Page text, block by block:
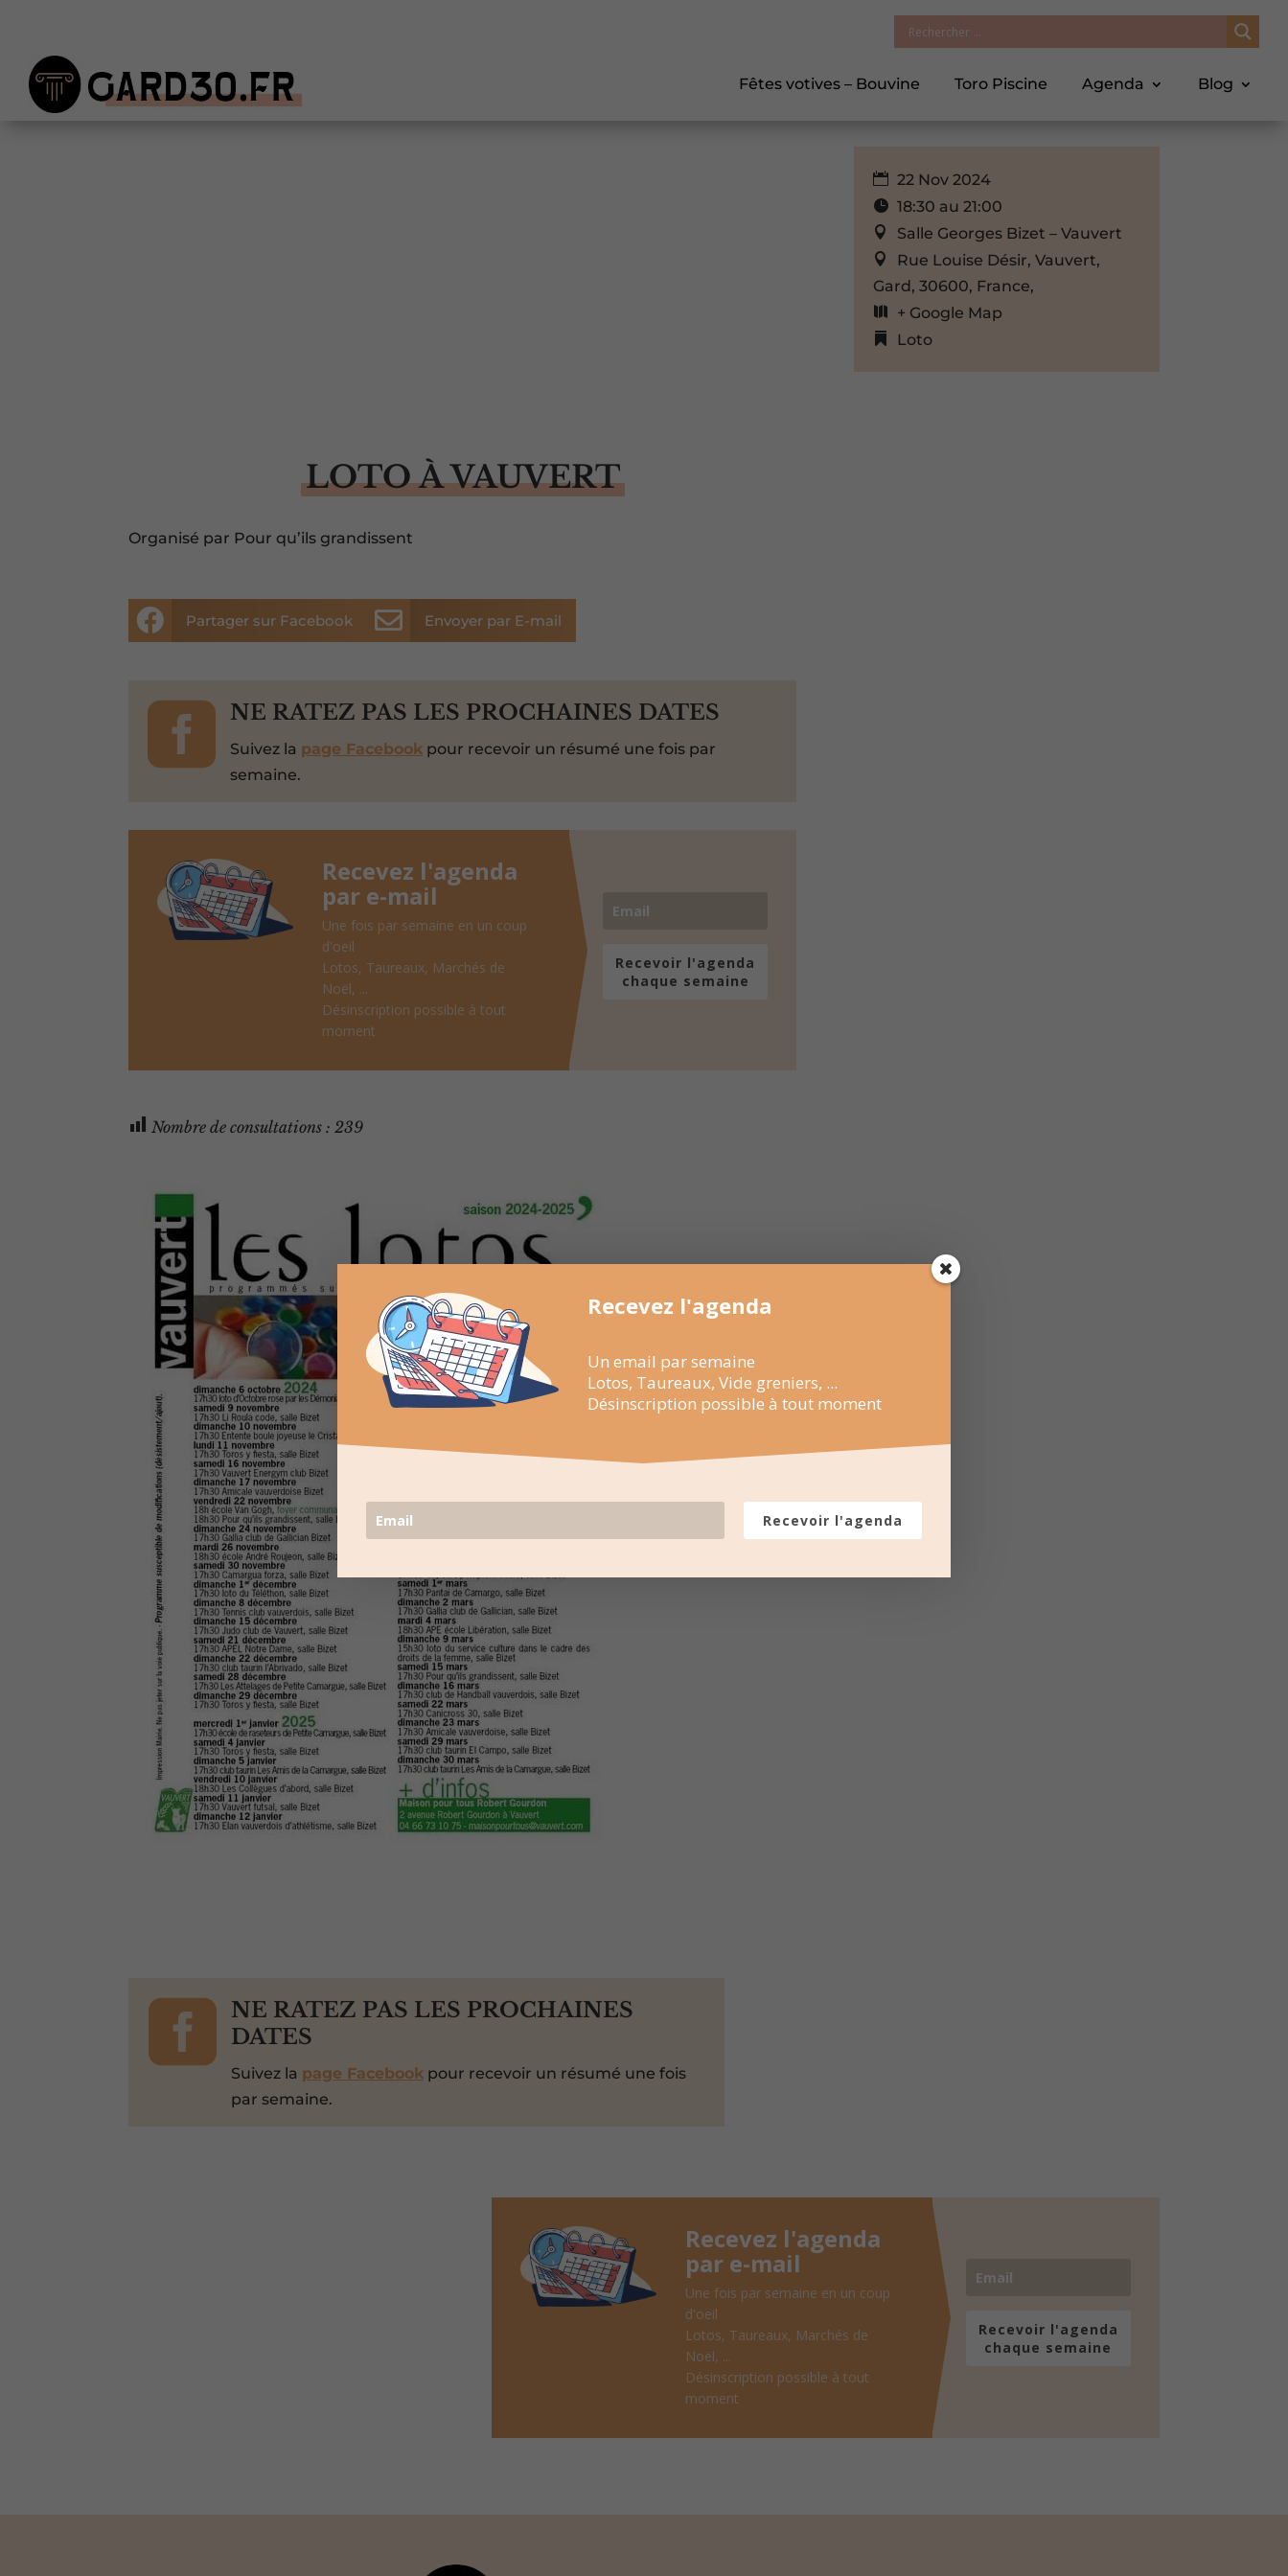
Fêtes votives – Bouvine Toro Piscine Agenda Blog
LOTO À VAUVERT
Organisé par Pour qu’ils grandissent
 Partager sur Facebook  Envoyer par E-mail
 NE RATEZ PAS LES PROCHAINES DATES
Suivez la page Facebook pour recevoir un résumé une fois par
semaine.
Recevez l'agenda
par e-mail
Une fois par semaine en un coup
d'oeil
Lotos, Taureaux, Marchés de
Noël, ...
Désinscription possible à tout
moment
Recevoir l'agenda
chaque semaine
Nombre de consultations : 239
22 Nov 2024
18:30 au 21:00
Salle Georges Bizet – Vauvert
Rue Louise Désir, Vauvert,
Gard, 30600, France,
+ Google Map
Loto

NE RATEZ PAS LES PROCHAINES
DATES
Suivez la page Facebookpour recevoir un résumé une fois
par semaine.
Recevez l'agenda
par e-mail
Une fois par semaine en un coup
d'oeil
Lotos, Taureaux, Marchés de
Noël, ...
Désinscription possible à tout
moment
Recevoir l'agenda
chaque semaine
Recevez l'agenda
Un email par semaine
Lotos, Taureaux, Vide greniers, ...
Désinscription possible à tout moment
Recevoir l'agenda